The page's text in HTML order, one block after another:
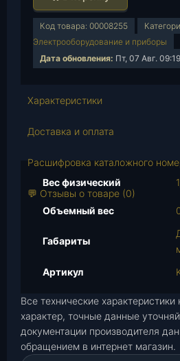
о
л
и
е
т
о
о
а
к
а
с
т
Код товара: 00008255
Электрооборудование и приборы
Дата обновления: Пт, 07 Авг. 09:19
Характеристики
Доставка и оплата
Расшифровка каталожного
💬 Отзывы о товаре (0)
Вес физический
Объемный вес
Габариты
Артикул
Все технические
характер, точные данные
документации производителя
обращением в интернет магазин.